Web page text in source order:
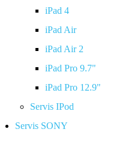
iPad 4
iPad Air
iPad Air 2
iPad Pro 9.7"
iPad Pro 12.9"
Servis IPod
Servis SONY